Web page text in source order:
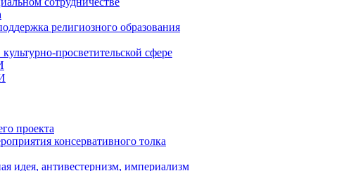
религиозного образования
просветительской сфере
проекта
консервативного толка
идея, антивестернизм, империализм